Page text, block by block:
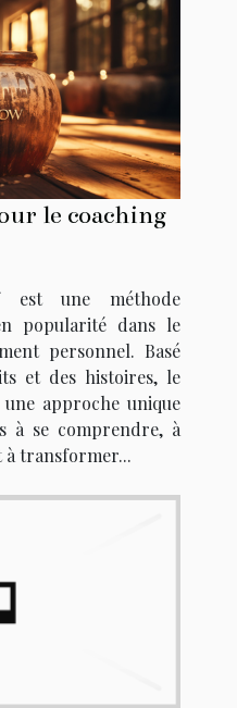
le coaching
est une méthode
popularité dans le
personnel. Basé
et des histoires, le
approche unique
à se comprendre, à
à transformer...